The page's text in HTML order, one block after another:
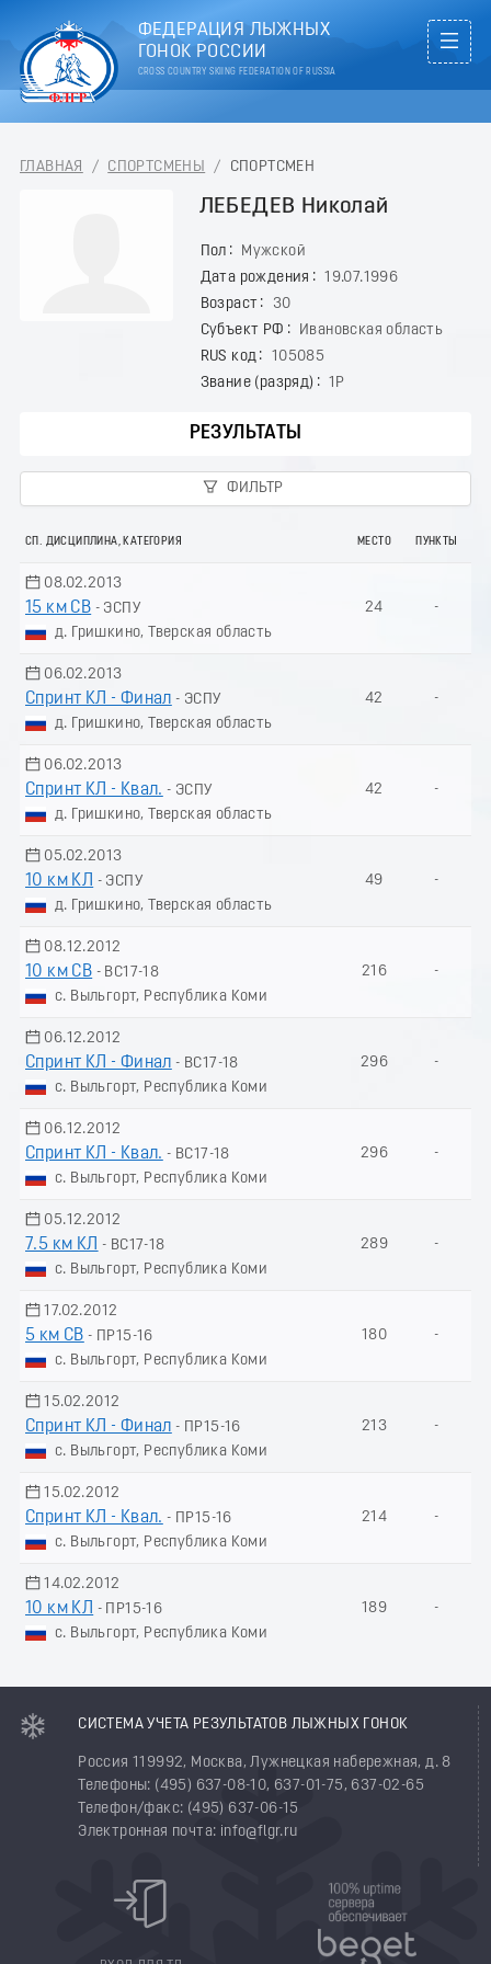
ФЕДЕРАЦИЯ ЛЫЖНЫХ
ГОНОК РОССИИ
CROSS COUNTRY SKIING FEDERATION OF RUSSIA
ГЛАВНАЯ / СПОРТСМЕНЫ / СПОРТСМЕН
ЛЕБЕДЕВ Николай
Пол
Мужской
Дата рождения
19.07.1996
Возраст
30
Субъект РФ
Ивановская область
RUS код
105085
Звание (разряд)
1Р
РЕЗУЛЬТАТЫ
ФИЛЬТР
СП. ДИСЦИПЛИНА, КАТЕГОРИЯ МЕСТО ПУНКТЫ
08.02.2013
15 км СВ - ЭСПУ
д. Гришкино, Тверская область
24 -
06.02.2013
Спринт КЛ - Финал - ЭСПУ
д. Гришкино, Тверская область
42 -
06.02.2013
Спринт КЛ - Квал. - ЭСПУ
д. Гришкино, Тверская область
42 -
05.02.2013
10 км КЛ
- ЭСПУ
д. Гришкино, Тверская область
49 -
08.12.2012
10 км СВ - ВС17-18
с. Выльгорт, Республика Коми
216 -
06.12.2012
Спринт КЛ - Финал - ВС17-18
с. Выльгорт, Республика Коми
296 -
06.12.2012
Спринт КЛ - Квал. - ВС17-18
с. Выльгорт, Республика Коми
296 -
05.12.2012
7.5 км КЛ
- ВС17-18
с. Выльгорт, Республика Коми
289 -
17.02.2012
5 км СВ - ПР15-16
с. Выльгорт, Республика Коми
180 -
15.02.2012
Спринт КЛ - Финал - ПР15-16
с. Выльгорт, Республика Коми
213 -
15.02.2012
Спринт КЛ - Квал. - ПР15-16
с. Выльгорт, Республика Коми
214 -
14.02.2012
10 км КЛ
- ПР15-16
с. Выльгорт, Республика Коми
189 -
СИСТЕМА УЧЕТА РЕЗУЛЬТАТОВ ЛЫЖНЫХ ГОНОК
Россия 119992, Москва, Лужнецкая набережная, д. 8
Телефоны: (495) 637-08-10, 637-01-75, 637-02-65
Телефон/факс: (495) 637-06-15
Электронная почта: info@flgr.ru